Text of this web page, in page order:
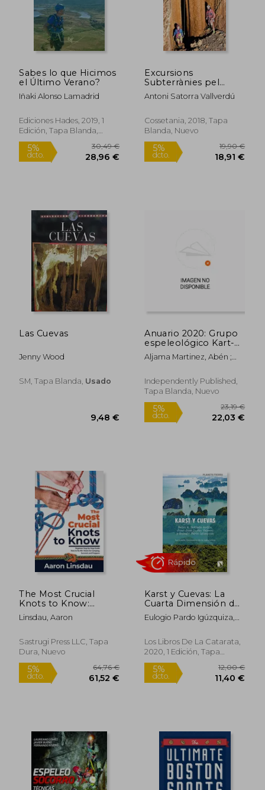
5% 22,92 € 5%
Sabes lo que Hicimos
el Último Verano?
Iñaki Alonso Lamadrid
Ediciones Hades, 2019, 1
Edición, Tapa Blanda,
Nuevo
Excursions
Subterrànies pel
Pirineu i les Terres de
Lleida (Altres) (en
Antoni Satorra Vallverdú
Cossetania, 2018, Tapa
Blanda, Nuevo
5%
dcto.
Las Cuevas
Jenny Wood
SM, Tapa Blanda, Usado
9,48 €
Anuario 2020: Grupo
espeleológico Kart-
Oba
Aljama Martinez, Abén ;
Guasch, Eduardo
Independently Published,
Tapa Blanda, Nuevo
dcto.
The Most Crucial
Knots to Know:
Beginner Step-by-
Step Guide How to
Camping, Survival,
and Preppers (en
Linsdau, Aaron
Sastrugi Press LLC, Tapa
Dura, Nuevo
Karst y Cuevas: La
Cuarta Dimensión de
la Naturaleza: 23
(Planeta Tierra)
Eulogio Pardo Igúzquiza,
Pedro A. Robledo Ardila
Los Libros De La Catarata,
2020, 1 Edición, Tapa
Blanda, Nuevo